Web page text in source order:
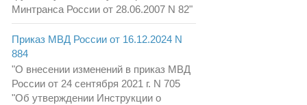
Минтранса России от 28.06.2007 N 82"
Приказ МВД России от 16.12.2024 N
884
"О внесении изменений в приказ МВД
России от 24 сентября 2021 г. N 705
"Об утверждении Инструкции о